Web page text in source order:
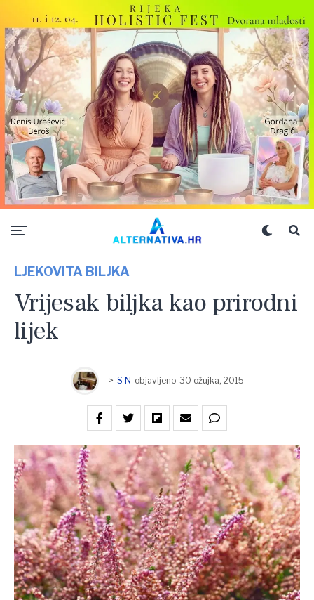
LJEKOVITA BILJKA
Vrijesak biljka kao prirodni
lijek
> S N objavljeno 30 ožujka, 2015